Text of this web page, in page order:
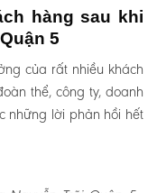
hàng sau khi
5
của rất nhiều khách
thể, công ty, doanh
những lời phản hồi hết